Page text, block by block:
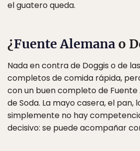
el guatero queda.
¿Fuente Alemana o
Nada en contra de Doggis o de
completos de comida rápida,
con un buen completo de
de Soda. La mayo casera, el pan,
simplemente no hay
decisivo: se puede acompañar